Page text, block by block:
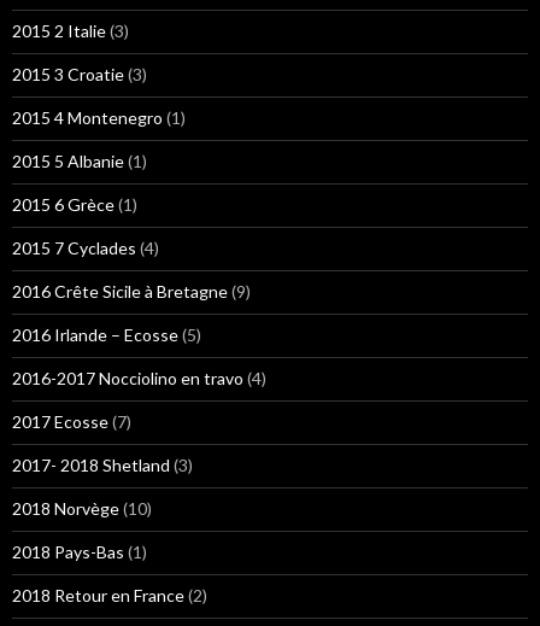
2015 2 Italie(3)
2015 3 Croatie(3)
2015 4 Montenegro (1)
2015 5 Albanie(1)
2015 6 Grèce(1)
2015 7 Cyclades (4)
2016 Crête Sicile à Bretagne(9)
2016 Irlande – Ecosse(5)
2016-2017 Nocciolino en travo (4)
2017 Ecosse(7)
2017- 2018 Shetland (3)
2018 Norvège(10)
2018 Pays-Bas (1)
2018 Retour en France(2)